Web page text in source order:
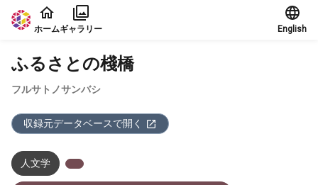
本文に飛ぶ
ホームギャラリー English
ふるさとの棧橋
フルサトノサンバシ
収録元データベースで開く
人文学